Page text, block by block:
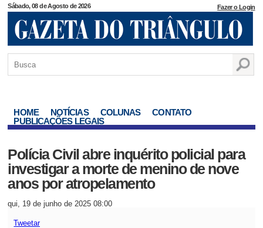
Sábado, 08 de Agosto de 2026 Fazer o Login
HOME NOTÍCIAS COLUNAS
CONTATO
PUBLICAÇÕES LEGAIS
Polícia Civil abre inquérito policial para
investigar a morte de menino de nove
anos por atropelamento
qui, 19 de junho de 2025 08:00
Tweetar